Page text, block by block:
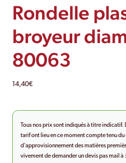
Rondelle
broyeur
80063
14,40€
Tous nos prix sont indiqués à titre
tarif ont lieu en ce moment compte tenu
d’approvisionnement des matières
vivement de demander un devis pas mail à :